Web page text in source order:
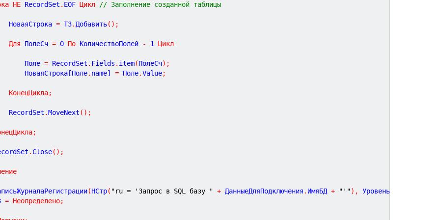
НЕ RecordSet . EOF Цикл // Заполнение созданной таблицы
			НоваяСтрока
= ТЗ. Добавить( ) ;
Для ПолеСч = 0 По КоличествоПолей - 1 Цикл
				Поле
= RecordSet . Fields . item(ПолеСч) ;
				НоваяСтрока[Поле
. name] = Поле.Value;
КонецЦикла;
			RecordSet
.MoveNext ( ) ;
;
. Close( ) ;
(НСтр( "ru = 'Запрос в SQL базу " + ДанныеДляПодключения . ИмяБД + "'") ,
= Неопределено;